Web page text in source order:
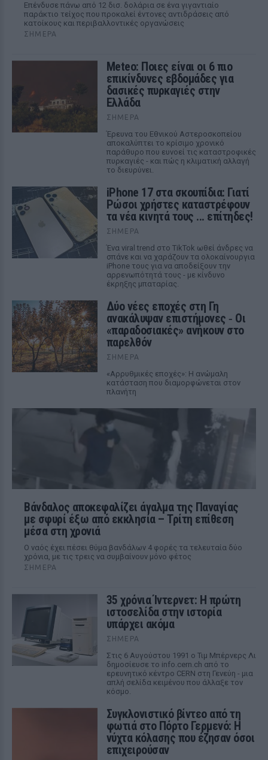
Επένδυσε πάνω από 12 δισ. δολάρια σε ένα γιγαντιαίο
παράκτιο τείχος που προκαλεί έντονες αντιδράσεις από
κατοίκους και περιβαλλοντικές οργανώσεις
ΣΉΜΕΡΑ
Meteo: Ποιες είναι οι 6 πιο
επικίνδυνες εβδομάδες για
δασικές πυρκαγιές στην
Ελλάδα
ΣΉΜΕΡΑ
Έρευνα του Εθνικού Αστεροσκοπείου
αποκαλύπτει το κρίσιμο χρονικό
παράθυρο που ευνοεί τις καταστροφικές
πυρκαγιές - και πώς η κλιματική αλλαγή
το διευρύνει.
iPhone 17 στα σκουπίδια: Γιατί
Ρώσοι χρήστες καταστρέφουν
τα νέα κινητά τους ... επίτηδες!
ΣΉΜΕΡΑ
Ένα viral trend στο TikTok ωθεί άνδρες να
σπάνε και να χαράζουν τα ολοκαίνουργια
iPhone τους για να αποδείξουν την
αρρενωπότητά τους - με κίνδυνο
έκρηξης μπαταρίας.
Δύο νέες εποχές στη Γη
ανακάλυψαν επιστήμονες ‑ Oι
«παραδοσιακές» ανήκουν στο
παρελθόν
ΣΉΜΕΡΑ
«Αρρυθμικές εποχές»: Η ανώμαλη
κατάσταση που διαμορφώνεται στον
πλανήτη
Βάνδαλος αποκεφαλίζει άγαλμα της Παναγίας
με σφυρί έξω από εκκλησία – Τρίτη επίθεση
μέσα στη χρονιά
Ο ναός έχει πέσει θύμα βανδάλων 4 φορές τα τελευταία δύο
χρόνια, με τις τρεις να συμβαίνουν μόνο φέτος
ΣΉΜΕΡΑ
35 χρόνια Ίντερνετ: Η πρώτη
ιστοσελίδα στην ιστορία
υπάρχει ακόμα
ΣΉΜΕΡΑ
Στις 6 Αυγούστου 1991 ο Τιμ Μπέρνερς Λι
δημοσίευσε το info.cern.ch από το
ερευνητικό κέντρο CERN στη Γενεύη - μια
απλή σελίδα κειμένου που άλλαξε τον
κόσμο.
Συγκλονιστικό βίντεο από τη
φωτιά στο Πόρτο Γερμενό: Η
νύχτα κόλασης που έζησαν όσοι
επιχειρούσαν